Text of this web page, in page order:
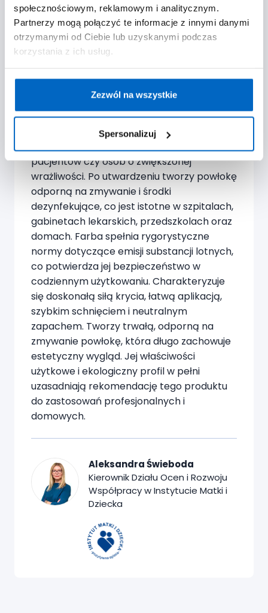
społecznościowym, reklamowym i analitycznym.
Partnerzy mogą połączyć te informacje z innymi danymi
otrzymanymi od Ciebie lub uzyskanymi podczas
korzystania z ich usług.
Zezwól na wszystkie
Spersonalizuj
Farba Caparol Indeko-plus łączy wysoką
jakość technologiczną z bezpieczeństwem
użytkowym i komfortem pracy. Farba
bezrozpuszczalnikowa i bezwonna po
wyschnięciu, dzięki czemu prawidłowo
stosowany nie stanowi zagrożenia dla
zdrowia użytkowników, w tym dzieci,
pacjentów czy osób o zwiększonej
wrażliwości. Po utwardzeniu tworzy powłokę
odporną na zmywanie i środki
dezynfekujące, co jest istotne w szpitalach,
gabinetach lekarskich, przedszkolach oraz
domach. Farba spełnia rygorystyczne
normy dotyczące emisji substancji lotnych,
co potwierdza jej bezpieczeństwo w
codziennym użytkowaniu. Charakteryzuje
się doskonałą siłą krycia, łatwą aplikacją,
szybkim schnięciem i neutralnym
zapachem. Tworzy trwałą, odporną na
zmywanie powłokę, która długo zachowuje
estetyczny wygląd. Jej właściwości
użytkowe i ekologiczny profil w pełni
uzasadniają rekomendację tego produktu
do zastosowań profesjonalnych i
domowych.
Aleksandra Świeboda
Kierownik Działu Ocen i Rozwoju
Współpracy w Instytucie Matki i
Dziecka